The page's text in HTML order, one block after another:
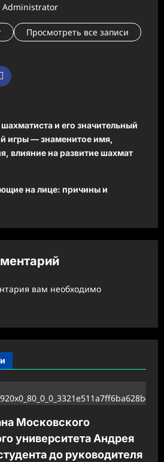
Administrator
Просмотреть все записи
и его значительный
игры — знаменитое имя,
влияние на развитие шахмат
на лице: причины и
вам необходимо
Московского
университета Андрея
до руководителя